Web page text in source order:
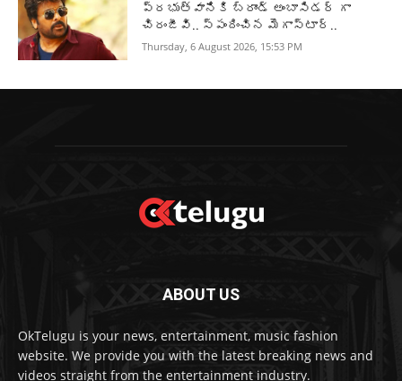
ప్రభుత్వానికి బ్రాండ్ అంబాసిడర్ గా
చిరంజీవి.. స్పందించిన మెగాస్టార్..
Thursday, 6 August 2026, 15:53 PM
ABOUT US
OkTelugu is your news, entertainment, music fashion
website. We provide you with the latest breaking news and
videos straight from the entertainment industry.